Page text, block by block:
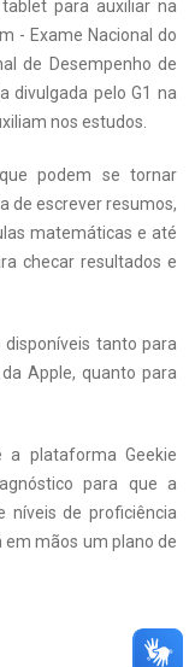
para auxiliar na
- Exame Nacional do
de Desempenho de
divulgada pelo G1 na
nos estudos.
podem se tornar
de escrever resumos,
matemáticas e até
checar resultados e
tanto para
Apple, quanto para
plataforma Geekie
para que a
níveis de proficiência
mãos um plano de